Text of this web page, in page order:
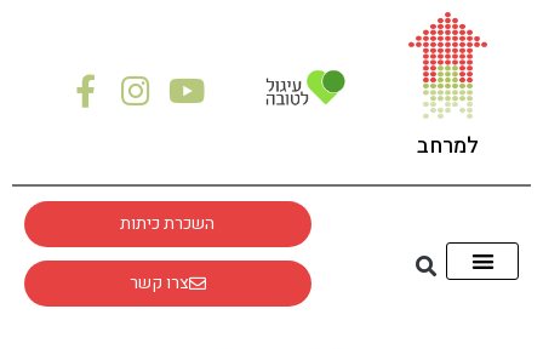
למרחב
השכרת כיתות
צרו קשר